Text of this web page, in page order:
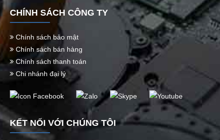
CHÍNH SÁCH CÔNG TY
Chính sách bảo mật
Chính sách bán hàng
Chính sách thanh toán
Chi nhánh đại lý
KẾT NỐI VỚI CHÚNG TÔI